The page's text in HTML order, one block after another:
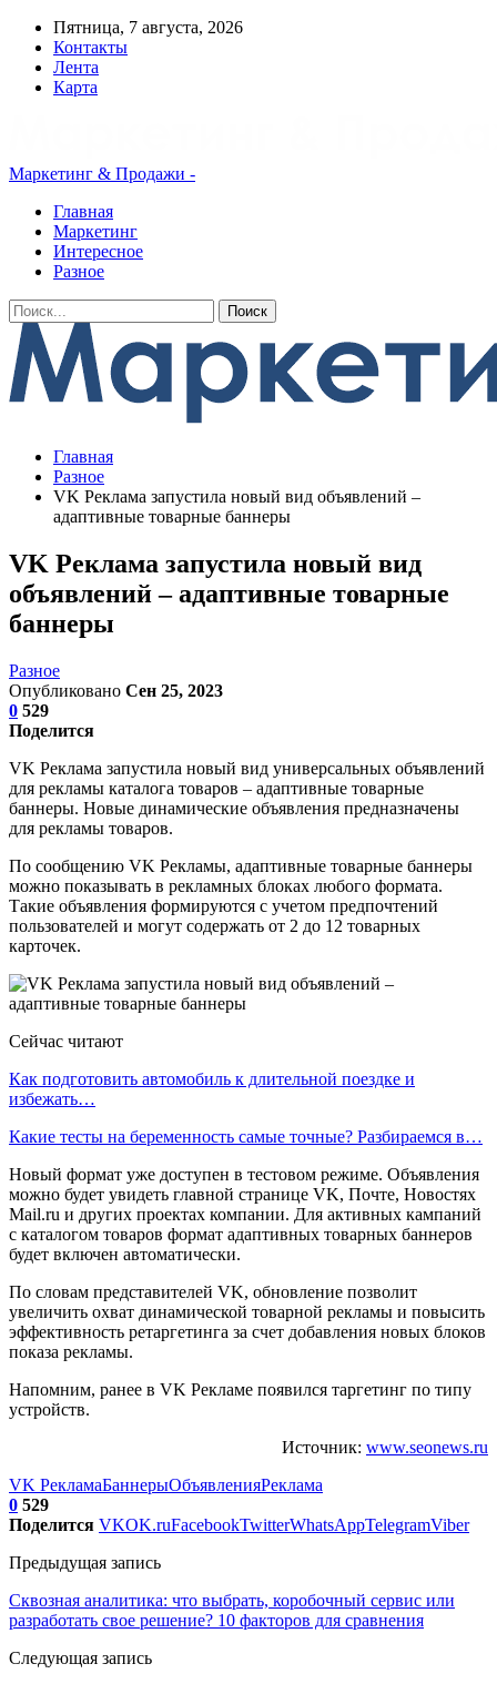
Пятница, 7 августа, 2026
Контакты
Лента
Карта
Маркетинг & Продажи -
Главная
Маркетинг
Интересное
Разное
Главная
Разное
VK Реклама запустила новый вид объявлений –
адаптивные товарные баннеры
VK Реклама запустила новый вид
объявлений – адаптивные товарные
баннеры
Разное
Опубликовано Сен 25, 2023
0 529
Поделится
VK Реклама запустила новый вид универсальных объявлений
для рекламы каталога товаров – адаптивные товарные
баннеры. Новые динамические объявления предназначены
для рекламы товаров.
По сообщению VK Рекламы, адаптивные товарные баннеры
можно показывать в рекламных блоках любого формата.
Такие объявления формируются с учетом предпочтений
пользователей и могут содержать от 2 до 12 товарных
карточек.
Сейчас читают
Как подготовить автомобиль к длительной поездке и
избежать…
Какие тесты на беременность самые точные? Разбираемся в…
Новый формат уже доступен в тестовом режиме. Объявления
можно будет увидеть главной странице VK, Почте, Новостях
Mail.ru и других проектах компании. Для активных кампаний
с каталогом товаров формат адаптивных товарных баннеров
будет включен автоматически.
По словам представителей VK, обновление позволит
увеличить охват динамической товарной рекламы и повысить
эффективность ретаргетинга за счет добавления новых блоков
показа рекламы.
Напомним, ранее в VK Рекламе появился таргетинг по типу
устройств.
Источник: www.seonews.ru
VK РекламаБаннерыОбъявленияРеклама
0 529
Поделится VKOK.ruFacebookTwitterWhatsAppTelegramViber
Предыдущая запись
Сквозная аналитика: что выбрать, коробочный сервис или
разработать свое решение? 10 факторов для сравнения
Следующая запись